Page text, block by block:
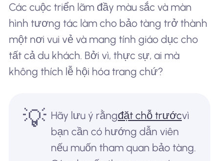
Các cuộc triển lãm đầy màu sắc và màn
hình tương tác làm cho bảo tàng trở thành
một nơi vui vẻ và mang tính giáo dục cho
tất cả du khách. Bởi vì, thực sự, ai mà
không thích lễ hội hóa trang chứ?
💡 Hãy lưu ý rằngđặt chỗ trướcvì
bạn cần có hướng dẫn viên
nếu muốn tham quan bảo tàng.